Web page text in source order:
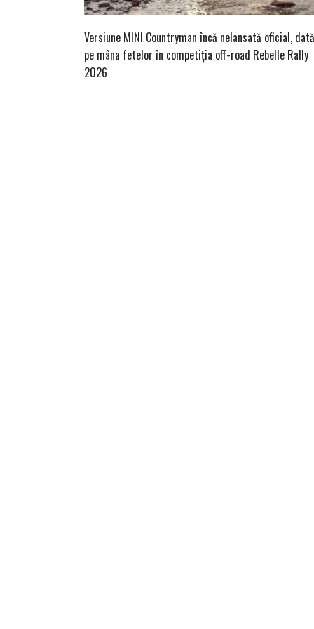
Versiune MINI Countryman încă nelansată oficial, dată
pe mâna fetelor în competiția off-road Rebelle Rally
2026